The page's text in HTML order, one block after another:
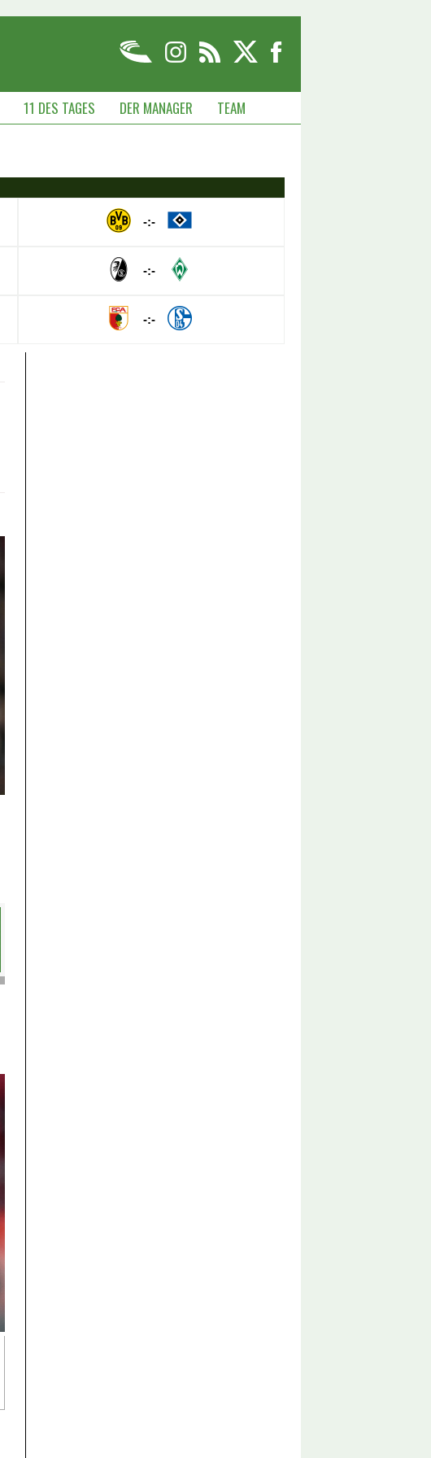
11 DES TAGES DER MANAGER TEAM
-:-
-:-
-:-